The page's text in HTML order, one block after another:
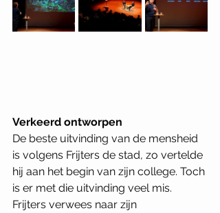
Verkeerd ontworpen
De beste uitvinding van de mensheid
is volgens Frijters de stad, zo vertelde
hij aan het begin van zijn college. Toch
is er met die uitvinding veel mis.
Frijters verwees naar zijn